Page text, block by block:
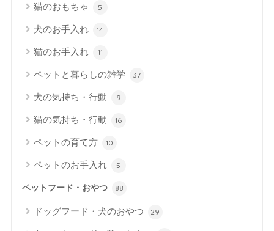
猫のおもちゃ 5
犬のお手入れ 14
猫のお手入れ 11
ペットと暮らしの雑学 37
犬の気持ち・行動 9
猫の気持ち・行動 16
ペットの育て方 10
ペットのお手入れ 5
ペットフード・おやつ 88
ドッグフード・犬のおやつ 29